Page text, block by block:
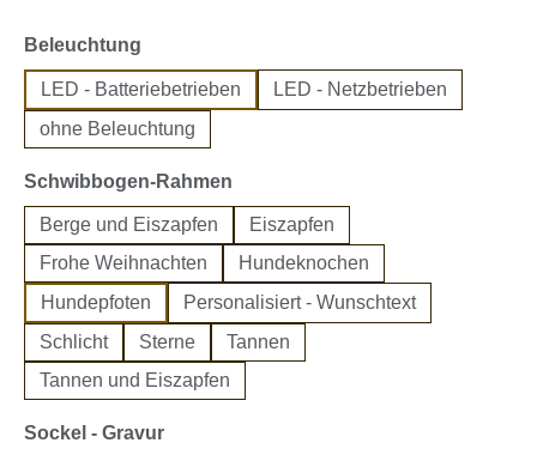
Beleuchtung
LED - Batteriebetrieben
LED - Netzbetrieben
ohne Beleuchtung
Schwibbogen-Rahmen
Berge und Eiszapfen
Eiszapfen
Frohe Weihnachten
Hundeknochen
Hundepfoten
Personalisiert - Wunschtext
Schlicht
Sterne
Tannen
Tannen und Eiszapfen
Sockel - Gravurauswählen